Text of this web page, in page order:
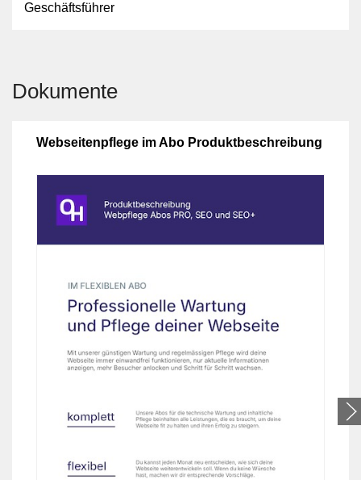
Geschäftsführer
Dokumente
Webseitenpflege im Abo Produktbeschreibung